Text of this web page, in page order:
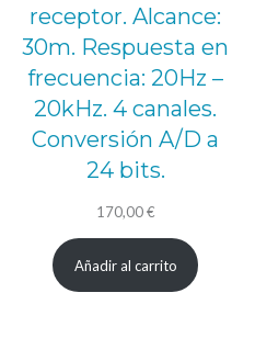
receptor. Alcance:
30m. Respuesta en
frecuencia: 20Hz –
20kHz. 4 canales.
Conversión A/D a
24 bits.
170,00€
Añadir al carrito